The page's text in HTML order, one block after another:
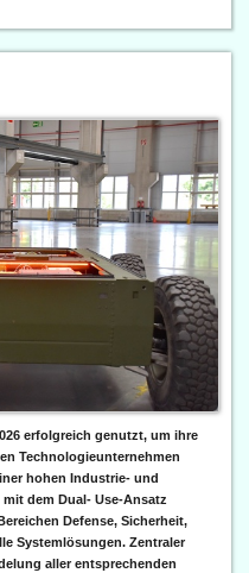
erfolgreich genutzt, um ihre
Technologieunternehmen
hohen Industrie- und
dem Dual- Use-Ansatz
Defense, Sicherheit,
Systemlösungen. Zentraler
aller entsprechenden